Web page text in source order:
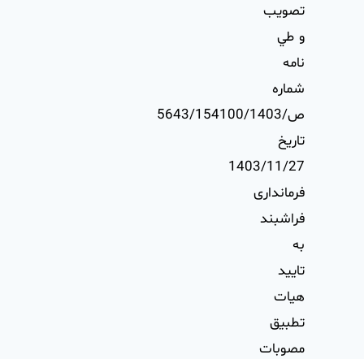
تصويب
و طي
نامه
شماره
ص/5643/154100/1403
تاريخ
1403/11/27
فرمانداری
فراشبند
به
تاييد
هيات
تطبيق
مصوبات